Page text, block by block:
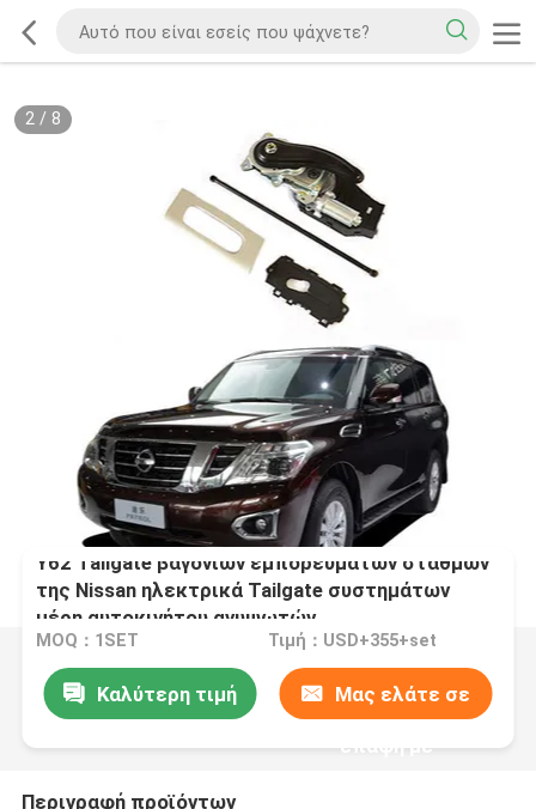
2/ 8
Y62 Tailgate βαγονιών εμπορευμάτων σταθμών
της Nissan ηλεκτρικά Tailgate συστημάτων
μέρη αυτοκινήτου ανυψωτών
MOQ：1SET Τιμή：USD+355+set
Καλύτερη τιμή Μας ελάτε σε
επαφή με
Περιγραφή προϊόντων